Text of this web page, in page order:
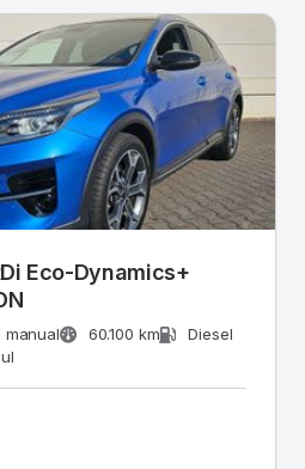
Eco-Dynamics+
manual 60.100 km
Diesel